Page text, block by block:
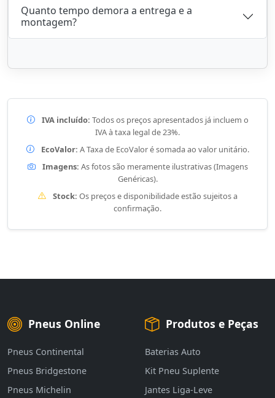
Quanto tempo demora a entrega e a
montagem?
IVA incluído: Todos os preços apresentados já incluem o
IVA à taxa legal de 23%.
EcoValor: A Taxa de EcoValor é somada ao valor unitário.
Imagens: As fotos são meramente ilustrativas (Imagens
Genéricas).
Stock: Os preços e disponibilidade estão sujeitos a
confirmação.
Pneus Online
Pneus Continental
Pneus Bridgestone
Pneus Michelin
Produtos e Peças
Baterias Auto
Kit Pneu Suplente
Jantes Liga-Leve